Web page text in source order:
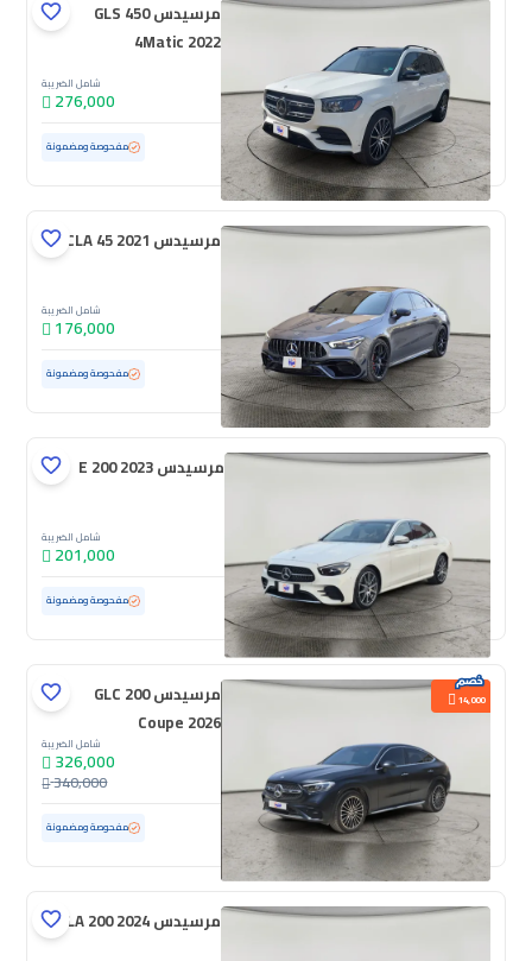
مرسيدس GLS 450
4Matic 2022
شامل الضريبة
276,000
مستعملة 110,558 كم مفحوصة ومضمونة
مرسيدس CLA 45 2021
شامل الضريبة
176,000
مستعملة 76,486 كم مفحوصة ومضمونة
مرسيدس E 200 2023
شامل الضريبة
201,000
مستعملة 36,772 كم ممشى قليل مفحوصة ومضمونة
14,000
مرسيدس GLC 200
Coupe 2026
شامل الضريبة
326,000
340,000
مستعملة 4,601 كم ممشى قليل مفحوصة ومضمونة
مرسيدس CLA 200 2024